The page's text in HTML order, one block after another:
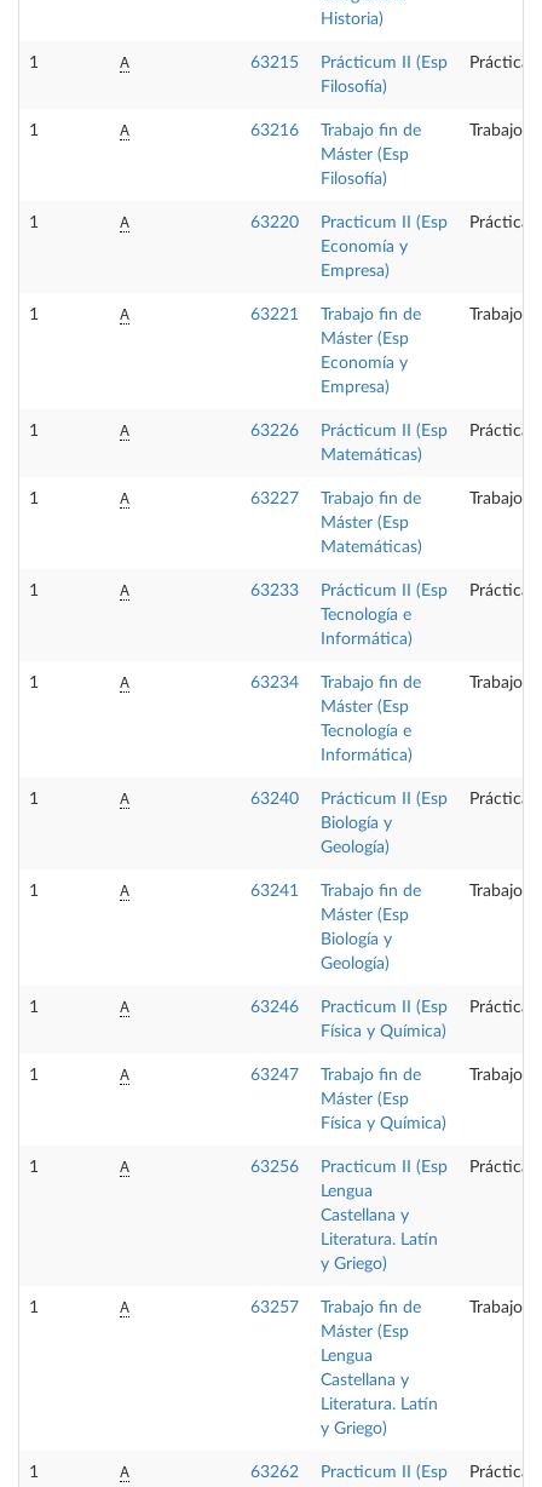
Historia)
1 A 63215
Prácticum II (Esp
Filosofía)
1 A 63216
Trabajo fin de
Máster (Esp
Filosofía)
Trabajo
1 A 63220
Practicum II (Esp
Economía y
Empresa)
1 A 63221
Trabajo fin de
Máster (Esp
Economía y
Empresa)
Trabajo
1 A 63226
Prácticum II (Esp
Matemáticas)
1 A 63227
Trabajo fin de
Máster (Esp
Matemáticas)
Trabajo
1 A 63233
Prácticum II (Esp
Tecnología e
Informática)
1 A 63234
Trabajo fin de
Máster (Esp
Tecnología e
Informática)
Trabajo
1 A 63240
Prácticum II (Esp
Biología y
Geología)
1 A 63241
Trabajo fin de
Máster (Esp
Biología y
Geología)
Trabajo
1 A 63246
Practicum II (Esp
Física y Química)
1 A 63247
Trabajo fin de
Máster (Esp
Física y Química)
Trabajo
1 A 63256
Practicum II (Esp
Lengua
Castellana y
Literatura. Latín
y Griego)
1 A 63257
Trabajo fin de
Máster (Esp
Lengua
Castellana y
Literatura. Latín
y Griego)
Trabajo
1 A 63262 Practicum II (Esp